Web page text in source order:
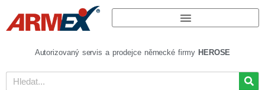
Autorizovaný servis a prodejce německé firmy HEROSE